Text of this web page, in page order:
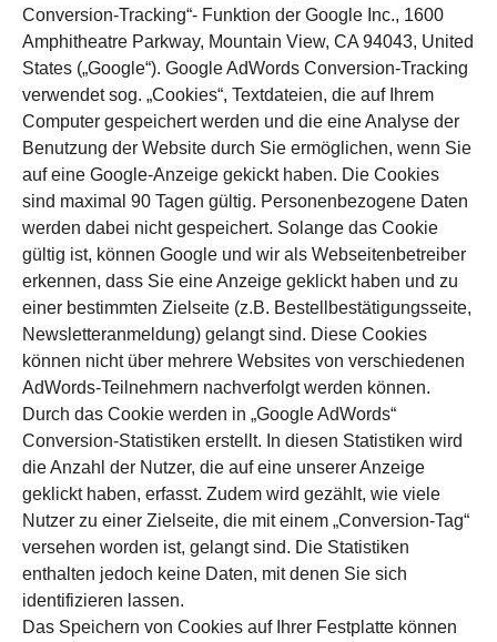
Conversion-Tracking“- Funktion der Google Inc., 1600
Amphitheatre Parkway, Mountain View, CA 94043, United
States („Google“). Google AdWords Conversion-Tracking
verwendet sog. „Cookies“, Textdateien, die auf Ihrem
Computer gespeichert werden und die eine Analyse der
Benutzung der Website durch Sie ermöglichen, wenn Sie
auf eine Google-Anzeige gekickt haben. Die Cookies
sind maximal 90 Tagen gültig. Personenbezogene Daten
werden dabei nicht gespeichert. Solange das Cookie
gültig ist, können Google und wir als Webseitenbetreiber
erkennen, dass Sie eine Anzeige geklickt haben und zu
einer bestimmten Zielseite (z.B. Bestellbestätigungsseite,
Newsletteranmeldung) gelangt sind. Diese Cookies
können nicht über mehrere Websites von verschiedenen
AdWords-Teilnehmern nachverfolgt werden können.
Durch das Cookie werden in „Google AdWords“
Conversion-Statistiken erstellt. In diesen Statistiken wird
die Anzahl der Nutzer, die auf eine unserer Anzeige
geklickt haben, erfasst. Zudem wird gezählt, wie viele
Nutzer zu einer Zielseite, die mit einem „Conversion-Tag“
versehen worden ist, gelangt sind. Die Statistiken
enthalten jedoch keine Daten, mit denen Sie sich
identifizieren lassen.
Das Speichern von Cookies auf Ihrer Festplatte können